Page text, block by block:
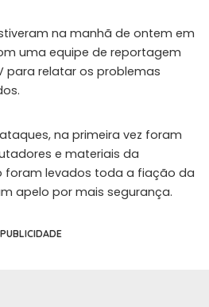
na manhã de ontem em
uma equipe de reportagem
para relatar os problemas
na primeira vez foram
e materiais da
foram levados toda a fiação da
apelo por mais segurança.
PUBLICIDADE